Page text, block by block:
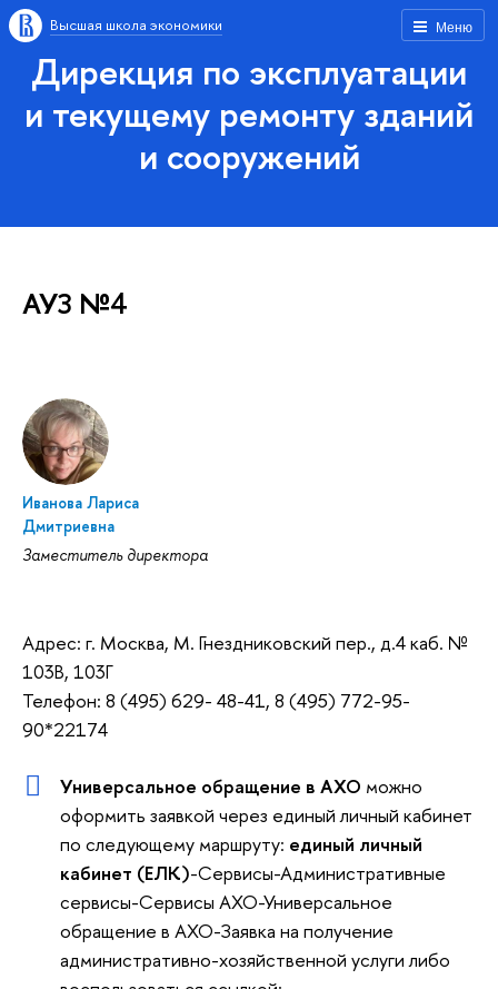
Меню
Высшая школа экономики
Дирекция по эксплуатации
и текущему ремонту зданий
и сооружений
АУЗ №4
Иванова Лариса
Дмитриевна
Заместитель директора
Адрес: г. Москва, М. Гнездниковский пер., д.4 каб. №
103В, 103Г
Телефон: 8 (495) 629- 48-41, 8 (495) 772-95-
90*22174
Универсальное обращение в АХО можно
оформить заявкой через единый личный кабинет
по следующему маршруту: единый личный
кабинет (ЕЛК)-Сервисы-Административные
сервисы-Сервисы АХО-Универсальное
обращение в АХО-Заявка на получение
административно-хозяйственной услуги либо